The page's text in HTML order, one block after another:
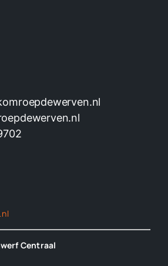
Centraal